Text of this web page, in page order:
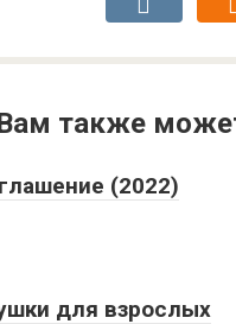
также
(2022)
для взрослых